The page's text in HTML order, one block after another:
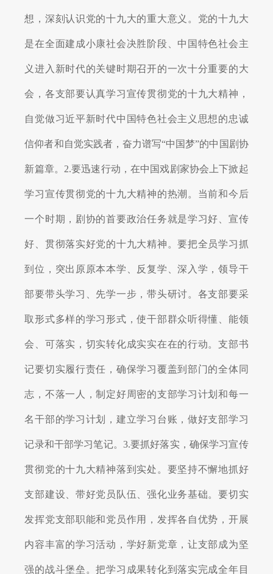
想，深刻认识党的十九大的重大意义。党的十九大
是在全面建成小康社会决胜阶段、中国特色社会主
义进入新时代的关键时期召开的一次十分重要的大
会，各支部要认真学习宣传贯彻党的十九大精神，
自觉做习近平新时代中国特色社会主义思想的忠诚
信仰者和自觉实践者，奋力谱写“中国梦”的中国剧协
新篇章。 2.要迅速行动，在中国戏剧家协会上下掀起
学习宣传贯彻党的十九大精神的热潮。当前和今后
一个时期，剧协的首要政治任务就是学习好、宣传
好、贯彻落实好党的十九大精神。要把全员学习抓
到位，突出原原本本学、反复学、深入学，领导干
部要带头学习、先学一步，带头研讨。各支部要采
取形式多样的学习形式，使干部群众听得懂、能领
会、可落实，切实转化成实实在在的行动。支部书
记要切实履行责任，确保学习覆盖到部门的全体同
志，不落一人，制定好周密的支部学习计划和每一
名干部的学习计划，建立学习台账，做好支部学习
记录和干部学习笔记。 3.要抓好落实，确保学习宣传
贯彻党的十九大精神落到实处。要坚持不懈地抓好
支部建设、带好党员队伍、强化业务基础。要切实
发挥党支部职能和党员作用，发挥各自优势，开展
内容丰富的学习活动，学好新党章，让支部成为坚
强的战斗堡垒。把学习成果转化到落实完成全年目